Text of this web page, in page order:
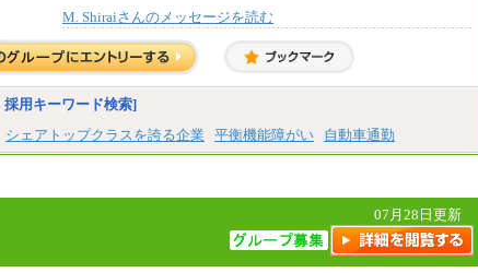
す。
※個別に設定する給与については、選考
の過程で決定していきます。
※上記に加え、所定労働時間外に勤務を
した場合には、時間外勤務手当を支給しま
ん。
月給21万円以上～
※試用期間中の給与に変更はありません。
※経験・能力を考慮し、当社規定により決定
いたします。
M. Shiraiさんのメッセージを読む
用キーワード検索]
シェアトップクラスを誇る企業 平衡機能障がい 自動車通勤
07月28日更新